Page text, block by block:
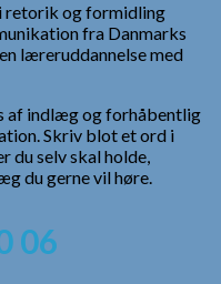
retorik og formidling
fra Danmarks
læreruddannelse med
af indlæg og forhåbentlig
Skriv blot et ord i
du selv skal holde,
du gerne vil høre.
06